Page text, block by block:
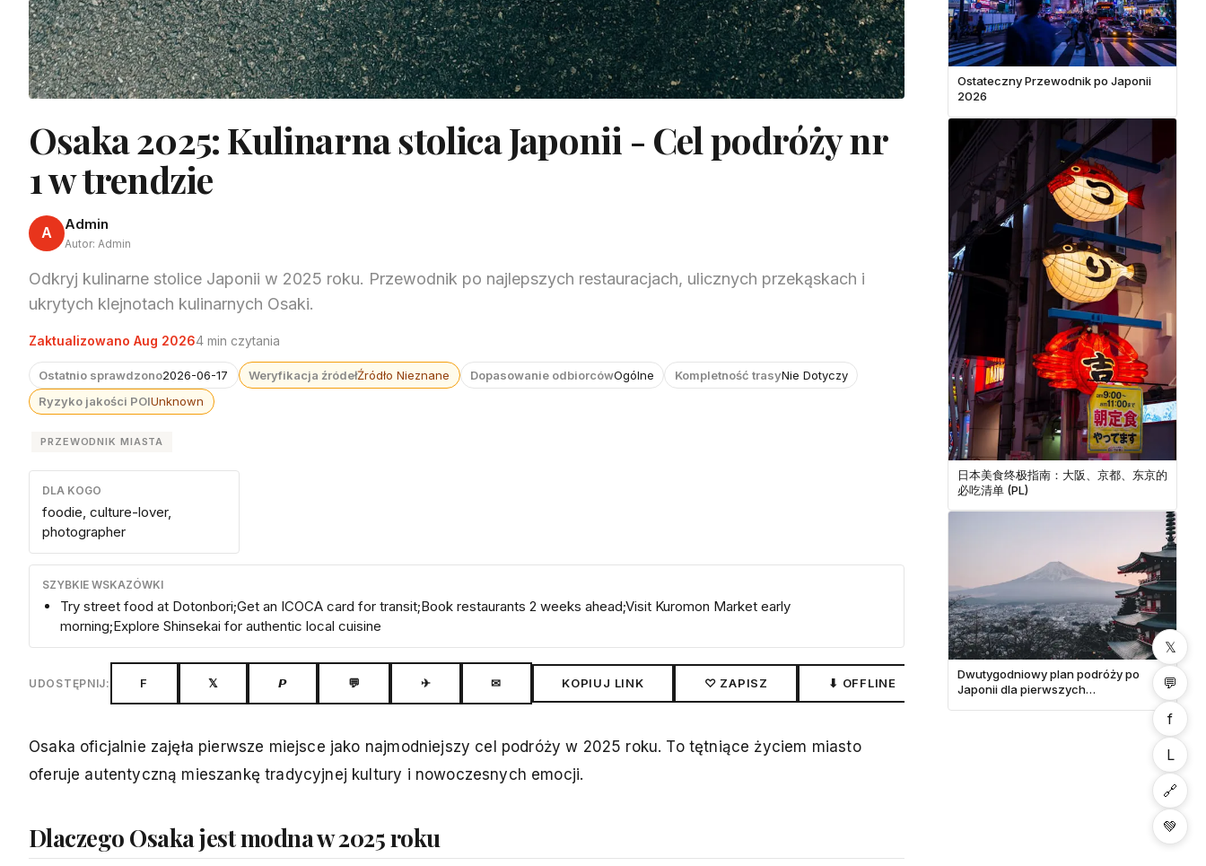
Osaka 2025: Kulinarna stolica Japonii - Cel podróży nr
1 w trendzie
A Admin
Autor: Admin
Odkryj kulinarne stolice Japonii w 2025 roku. Przewodnik po najlepszych restauracjach, ulicznych przekąskach i
ukrytych klejnotach kulinarnych Osaki.
Zaktualizowano Aug 20264 min czytania
Ostatnio sprawdzono2026-06-17 Weryfikacja źródełŹródło Nieznane Dopasowanie odbiorcówOgólne Kompletność trasyNie Dotyczy
Ryzyko jakości POIUnknown
PRZEWODNIK MIASTA
DLA KOGO
foodie, culture-lover,
photographer
SZYBKIE WSKAZÓWKI
Try street food at Dotonbori;Get an ICOCA card for transit;Book restaurants 2 weeks ahead;Visit Kuromon Market early
morning;Explore Shinsekai for authentic local cuisine
UDOSTĘPNIJ: F 𝕏 𝙋 💬 ✈ ✉ KOPIUJ LINK ♡ ZAPISZ ⬇ OFFLINE 1 udostępnień
Osaka oficjalnie zajęła pierwsze miejsce jako najmodniejszy cel podróży w 2025 roku. To tętniące życiem miasto
oferuje autentyczną mieszankę tradycyjnej kultury i nowoczesnych emocji.
Dlaczego Osaka jest modna w 2025 roku
Ostateczny Przewodnik po Japonii
2026
日本美食终极指南：大阪、京都、东京的
必吃清单 (PL)
Dwutygodniowy plan podróży po
Japonii dla pierwszych
𝕏
💬
f
L
🔗
💚